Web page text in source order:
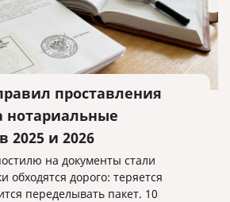
проставления
нотариальные
2025 и 2026
на документы стали
обходятся дорого: теряется
переделывать пакет. 10